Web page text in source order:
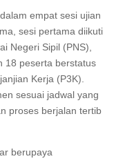
empat sesi ujian
sesi pertama diikuti
Negeri Sipil (PNS),
18 peserta berstatus
Kerja (P3K).
sesuai jadwal yang
proses berjalan tertib
berupaya